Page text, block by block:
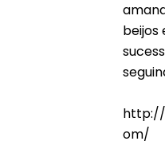
beijos
http://
om/